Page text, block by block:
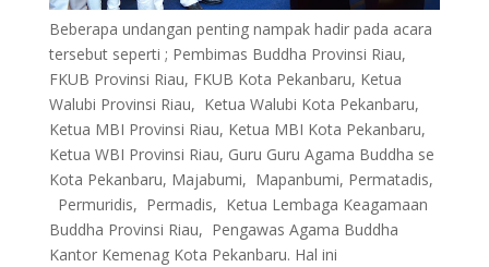
Beberapa undangan penting nampak hadir pada acara
tersebut seperti ; Pembimas Buddha Provinsi Riau,
FKUB Provinsi Riau, FKUB Kota Pekanbaru, Ketua
Walubi Provinsi Riau, Ketua Walubi Kota Pekanbaru,
Ketua MBI Provinsi Riau, Ketua MBI Kota Pekanbaru,
Ketua WBI Provinsi Riau, Guru Guru Agama Buddha se
Kota Pekanbaru, Majabumi, Mapanbumi, Permatadis,
Permuridis, Permadis, Ketua Lembaga Keagamaan
Buddha Provinsi Riau, Pengawas Agama Buddha
Kantor Kemenag Kota Pekanbaru. Hal ini